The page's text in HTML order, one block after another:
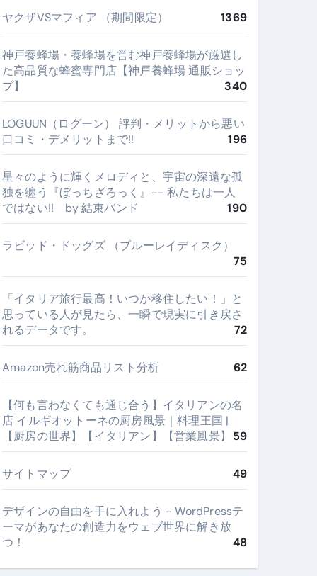
ヤクザVSマフィア （期間限定） 1369
神戸養蜂場・養蜂場を営む神戸養蜂場が厳選し
た高品質な蜂蜜専門店【神戸養蜂場 通販ショッ
プ】
340
LOGUUN（ログーン） 評判・メリットから悪い
口コミ・デメリットまで!!
196
星々のように輝くメロディと、宇宙の深遠な孤
独を纏う『ぼっちざろっく』-- 私たちは一人
ではない!! by 結束バンド
190
ラビッド・ドッグズ （ブルーレイディスク）
75
​「イタリア旅行最高！いつか移住したい！」と
思っている人が見たら、一瞬で現実に引き戻さ
れるデータです。
72
Amazon売れ筋商品リスト分析 62
【何も言わなくても通じ合う】イタリアンの名
店 イルギオットーネの厨房風景｜料理王国 |
【厨房の世界】【イタリアン】【営業風景】
59
サイトマップ 49
デザインの自由を手に入れよう - WordPressテ
ーマがあなたの創造力をウェブ世界に解き放
つ！
48